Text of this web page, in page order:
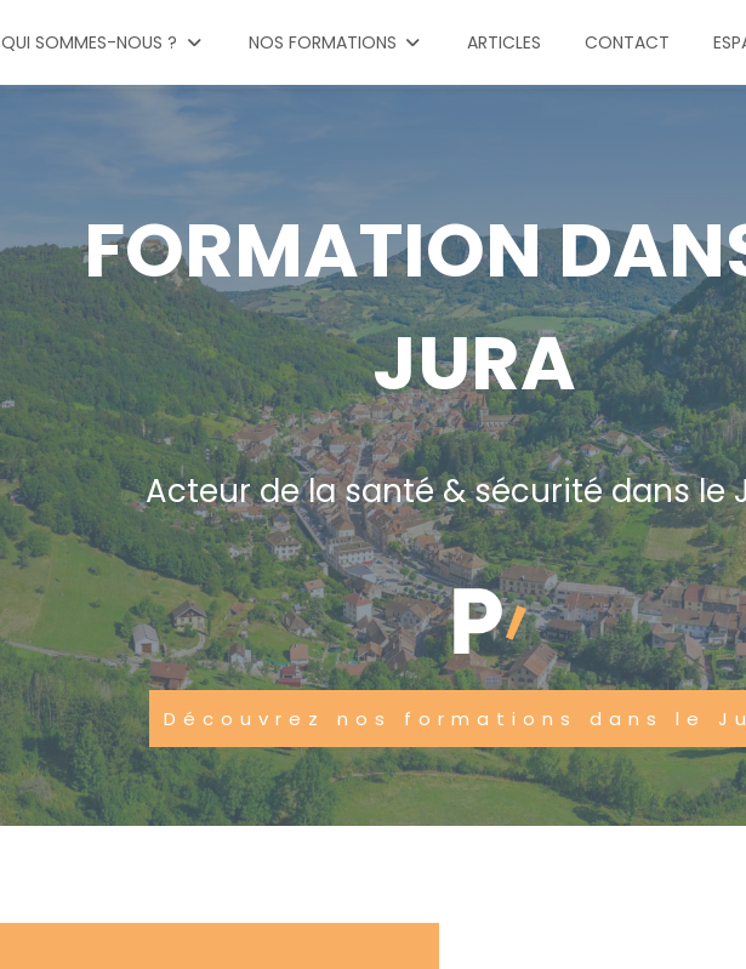
QUI SOMMES-NOUS ? NOS FORMATIONS ARTICLES CONTACT
FORMATION
JURA
Acteur de la santé & sécurité dans le
Découvrez nos formations dans le